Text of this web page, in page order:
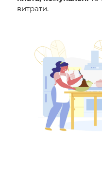
витрати.